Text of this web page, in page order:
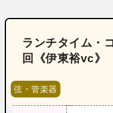
ランチタイム・
回《伊東裕vc》
弦・管楽器